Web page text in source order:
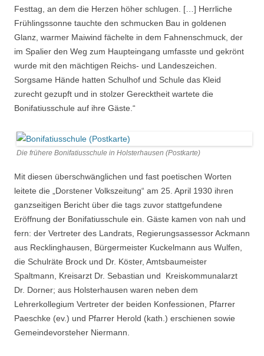
Festtag, an dem die Herzen höher schlugen. […] Herrliche
Frühlingssonne tauchte den schmucken Bau in goldenen
Glanz, warmer Maiwind fächelte in dem Fahnenschmuck, der
im Spalier den Weg zum Haupteingang umfasste und gekrönt
wurde mit den mächtigen Reichs- und Landeszeichen.
Sorgsame Hände hatten Schulhof und Schule das Kleid
zurecht gezupft und in stolzer Gerecktheit wartete die
Bonifatiusschule auf ihre Gäste.“
Die frühere Bonifatiusschule in Holsterhausen (Postkarte)
Mit diesen überschwänglichen und fast poetischen Worten
leitete die „Dorstener Volkszeitung“ am 25. April 1930 ihren
ganzseitigen Bericht über die tags zuvor stattgefundene
Eröffnung der Bonifatiusschule ein. Gäste kamen von nah und
fern: der Vertreter des Landrats, Regierungsassessor Ackmann
aus Recklinghausen, Bürgermeister Kuckelmann aus Wulfen,
die Schulräte Brock und Dr. Köster, Amtsbaumeister
Spaltmann, Kreisarzt Dr. Sebastian und Kreiskommunalarzt
Dr. Dorner; aus Holsterhausen waren neben dem
Lehrerkollegium Vertreter der beiden Konfessionen, Pfarrer
Paeschke (ev.) und Pfarrer Herold (kath.) erschienen sowie
Gemeindevorsteher Niermann.